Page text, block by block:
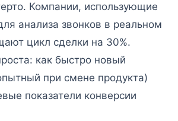
Компании, использующие
анализа звонков в реальном
цикл сделки на 30%.
как быстро новый
при смене продукта)
показатели конверсии